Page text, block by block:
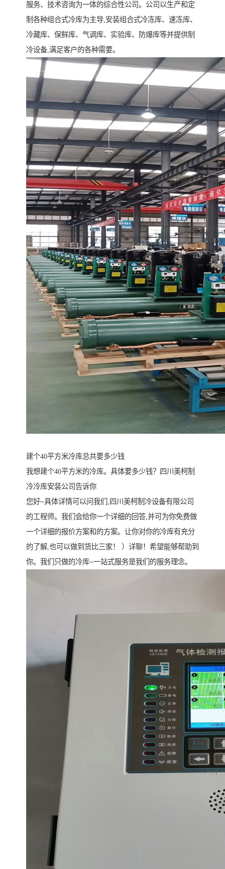
服务、技术咨询为一体的综合性公司。公司以生产和定
制各种组合式冷库为主导,安装组合式冷冻库、速冻库、
冷藏库、保鲜库、气调库、实验库、防爆库等并提供制
冷设备,满足客户的各种需要。
建个40平方米冷库总共要多少钱
我想建个40平方米的冷库。具体要多少钱？四川美柯制
冷冷库安装公司告诉你
您好~具体详情可以问我们,四川美柯制冷设备有限公司
的工程师。我们会给你一个详细的回答,并可为你免费做
一个详细的报价方案和的方案。让你对你的冷库有充分
的了解,也可以做到货比三家！ ）详聊！希望能够帮助到
你。我们只做的冷库~一站式服务是我们的服务理念。